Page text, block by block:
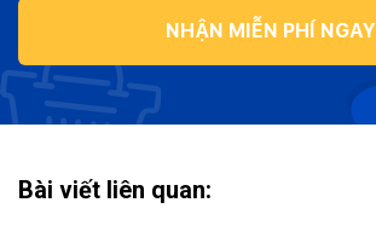
NHẬN MIỄN PHÍ NGAY
Bài viết liên quan: